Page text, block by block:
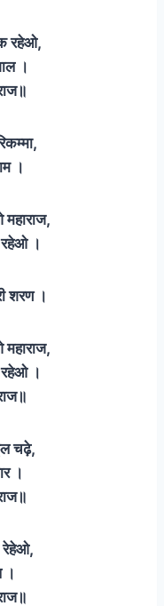
रहेओ,
।
।
महाराज,
रहेओ ।
शरण ।
महाराज,
रहेओ ।
चढ़े,
।
रेहेओ,
।